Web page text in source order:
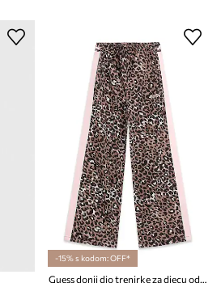
-15% s kodom: OFF*
Guess donji dio trenirke za djecu od pamuka